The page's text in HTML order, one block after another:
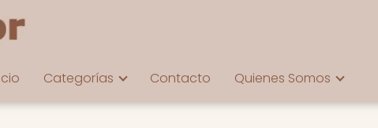
Categorías Contacto Quienes Somos